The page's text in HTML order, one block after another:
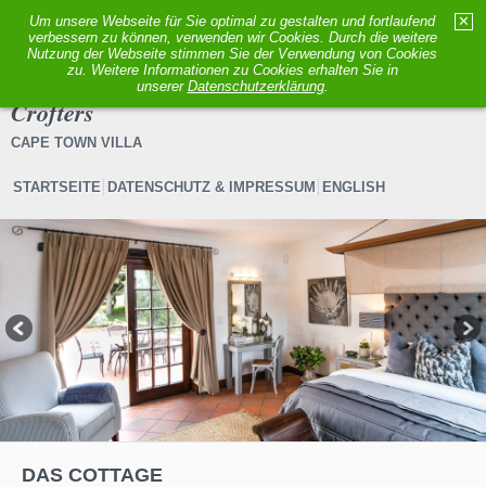
✕
Um unsere Webseite für Sie optimal zu gestalten und fortlaufend
verbessern zu können, verwenden wir Cookies. Durch die weitere
Nutzung der Webseite stimmen Sie der Verwendung von Cookies
zu. Weitere Informationen zu Cookies erhalten Sie in
unserer Datenschutzerklärung.
MENÜ
Crofters
CAPE TOWN VILLA
STARTSEITE DATENSCHUTZ & IMPRESSUM ENGLISH
1 2 3 4 5
DAS COTTAGE